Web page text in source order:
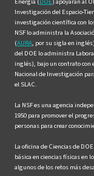
Investigación del Espacio-
investigación científica con
NSF lo administra la
(AURA, por su sigla en
del DOE lo administra
inglés), bajo un contrato con
Nacional de Investigación
el SLAC.
La NSF es una agencia
1950 para promover el
personas para crear
La oficina de Ciencias de
básica en ciencias físicas en
algunos de los retos más